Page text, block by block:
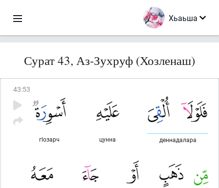
Хьаьша
Сурат 43, Аз-Зухруф (Хозленаш)
43:53
деннадалара
цунна
гlозарч